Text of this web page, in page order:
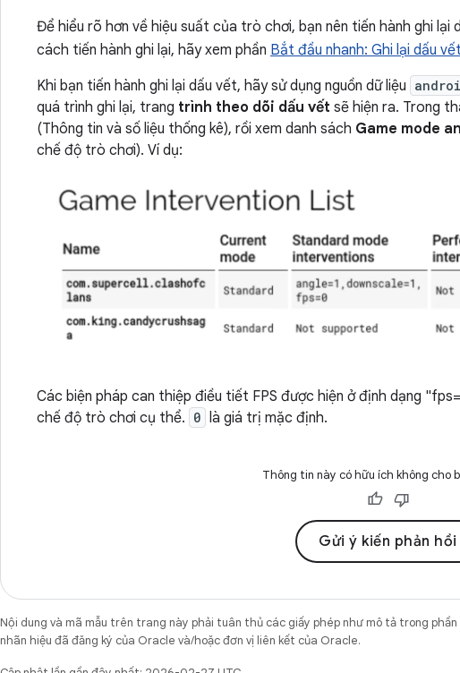
Để hiểu rõ hơn về hiệu suất của trò chơi, bạn nên tiến hành ghi
cách tiến hành ghi lại, hãy xem phần Bắt đầu nhanh: Ghi lại dấu
Khi bạn tiến hành ghi lại dấu vết, hãy sử dụng nguồn dữ liệu
quá trình ghi lại, trang trình theo dõi dấu vết sẽ hiện ra. Trong
(Thông tin và số liệu thống kê), rồi xem danh sách Game mode
chế độ trò chơi). Ví dụ:
Các biện pháp can thiệp điều tiết FPS được hiện ở định dạng
chế độ trò chơi cụ thể. 0 là giá trị mặc định.
Thông tin này có hữu ích không cho
Gửi ý kiến phản hồi
Nội dung và mã mẫu trên trang này phải tuân thủ các giấy phép như mô tả trong phần
nhãn hiệu đã đăng ký của Oracle và/hoặc đơn vị liên kết của Oracle.